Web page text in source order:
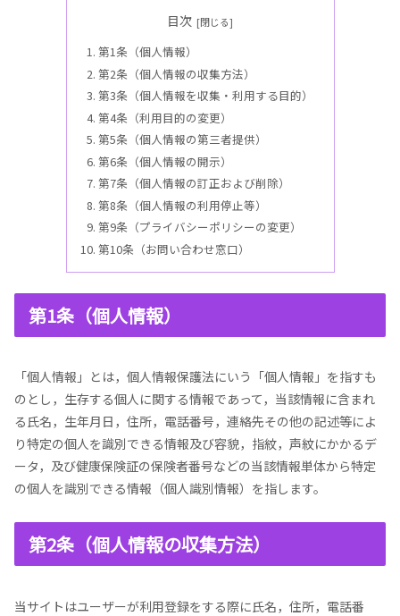
目次
第1条（個人情報）
第2条（個人情報の収集方法）
第3条（個人情報を収集・利用する目的）
第4条（利用目的の変更）
第5条（個人情報の第三者提供）
第6条（個人情報の開示）
第7条（個人情報の訂正および削除）
第8条（個人情報の利用停止等）
第9条（プライバシーポリシーの変更）
第10条（お問い合わせ窓口）
第1条（個人情報）
「個人情報」とは，個人情報保護法にいう「個人情報」を指すも
のとし，生存する個人に関する情報であって，当該情報に含まれ
る氏名，生年月日，住所，電話番号，連絡先その他の記述等によ
り特定の個人を識別できる情報及び容貌，指紋，声紋にかかるデ
ータ，及び健康保険証の保険者番号などの当該情報単体から特定
の個人を識別できる情報（個人識別情報）を指します。
第2条（個人情報の収集方法）
当サイトはユーザーが利用登録をする際に氏名，住所，電話番